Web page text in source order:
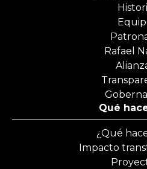
Rafael
Qué
¿Qué
Impacto